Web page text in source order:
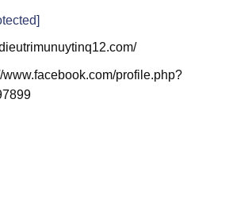
www.facebook.com/profile.php?